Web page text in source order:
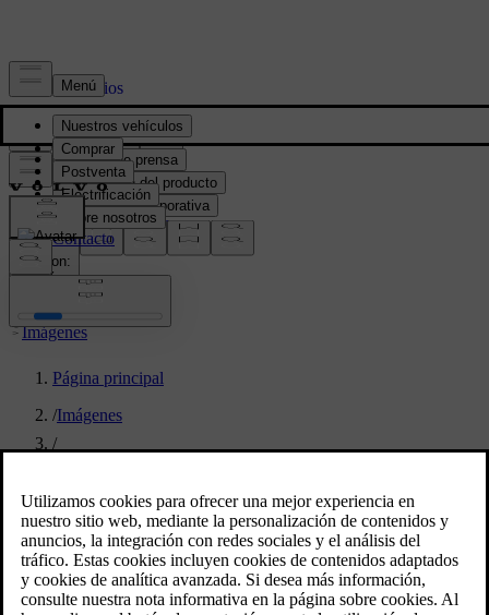
Prensa y Medios
Material de prensa
Información del producto
Información corporativa
Contacto de medios
location:
PY
Imágenes
Página principal
/Imágenes
/
‘SWOODISH’